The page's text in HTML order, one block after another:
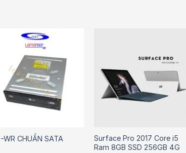
WR CHUẨN SATA
Surface Pro 2017 Core i5
Ram 8GB SSD 256GB 4G